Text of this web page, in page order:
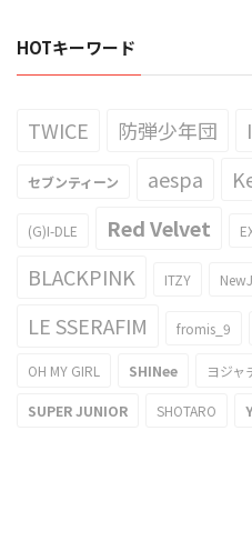
HOTキーワード
TWICE 防弾少年団
セブンティーン aespa
(G)I-DLE Red Velvet
BLACKPINK ITZY
LE SSERAFIM fromis_9
OH MY GIRL SHINee ヨジャ
SUPER JUNIOR SHOTARO